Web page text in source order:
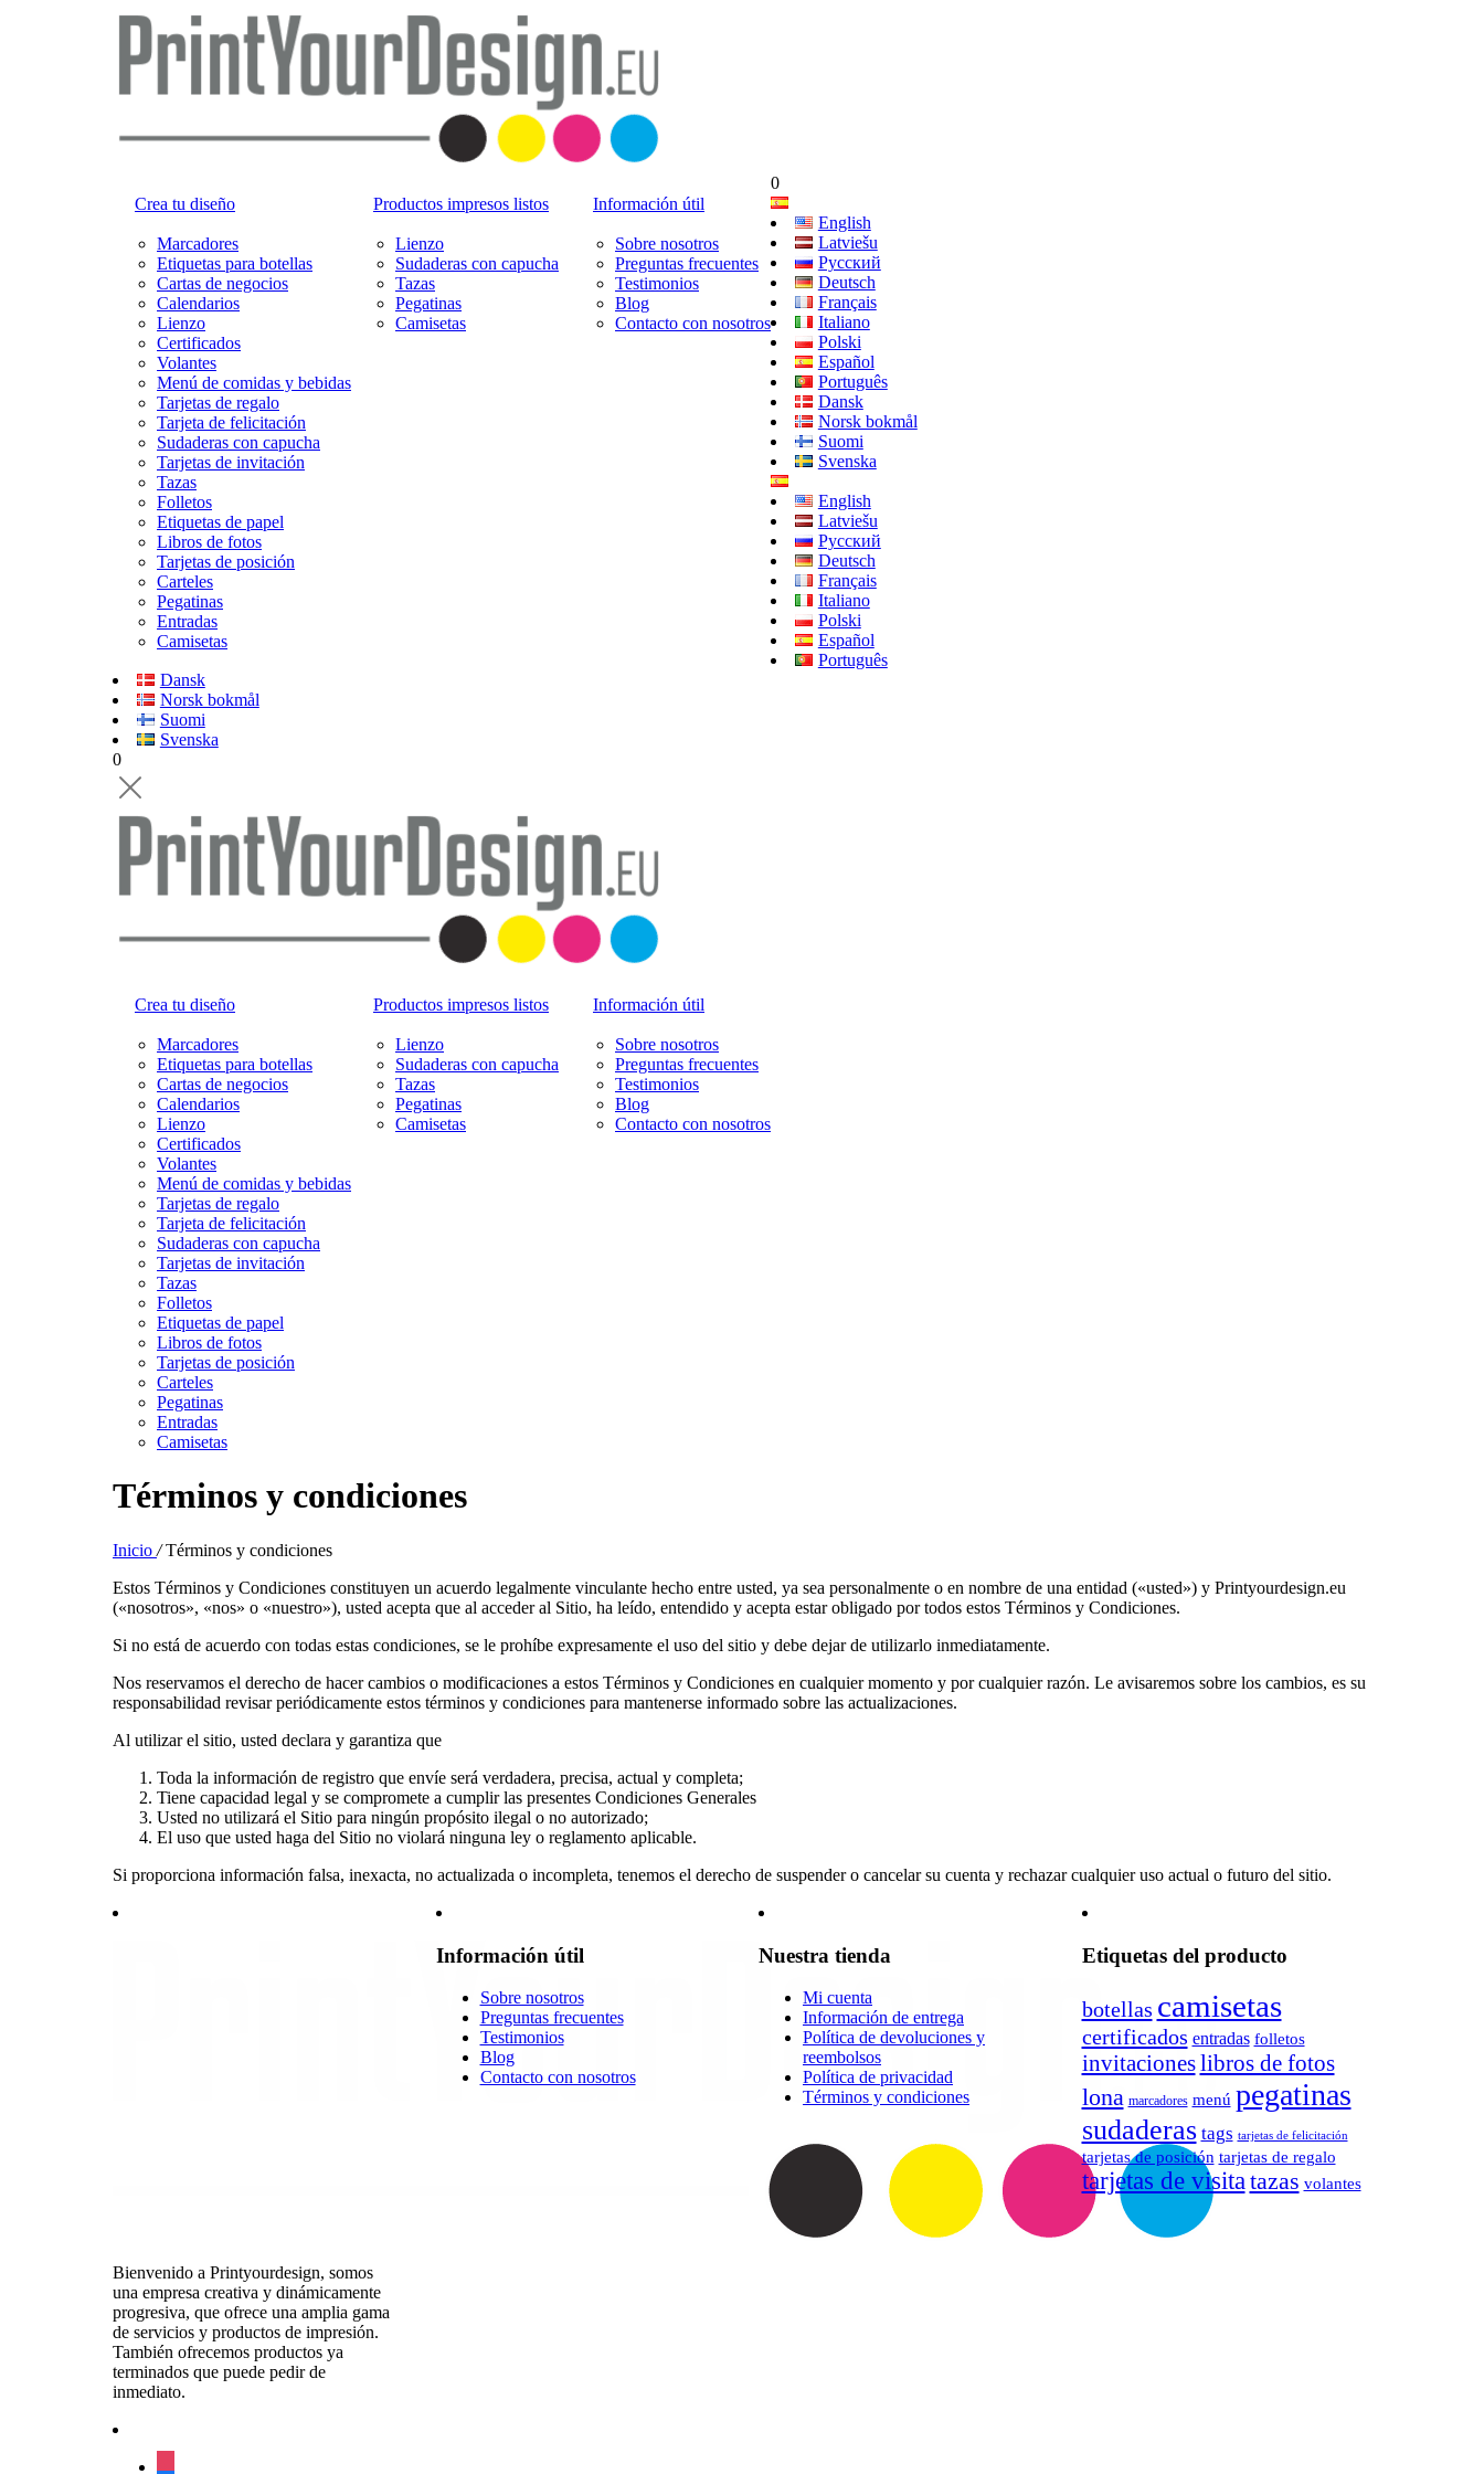
Crea tu diseño
Marcadores
Etiquetas para botellas
Cartas de negocios
Calendarios
Lienzo
Certificados
Volantes
Menú de comidas y bebidas
Tarjetas de regalo
Tarjeta de felicitación
Sudaderas con capucha
Tarjetas de invitación
Tazas
Folletos
Etiquetas de papel
Libros de fotos
Tarjetas de posición
Carteles
Pegatinas
Entradas
Camisetas
Productos impresos listos
Lienzo
Sudaderas con capucha
Tazas
Pegatinas
Camisetas
Información útil
Sobre nosotros
Preguntas frecuentes
Testimonios
Blog
Contacto con nosotros
0
English
Latviešu
Русский
Deutsch
Français
Italiano
Polski
Español
Português
Dansk
Norsk bokmål
Suomi
Svenska
English
Latviešu
Русский
Deutsch
Français
Italiano
Polski
Español
Português
Dansk
Norsk bokmål
Suomi
Svenska
0
Crea tu diseño
Marcadores
Etiquetas para botellas
Cartas de negocios
Calendarios
Lienzo
Certificados
Volantes
Menú de comidas y bebidas
Tarjetas de regalo
Tarjeta de felicitación
Sudaderas con capucha
Tarjetas de invitación
Tazas
Folletos
Etiquetas de papel
Libros de fotos
Tarjetas de posición
Carteles
Pegatinas
Entradas
Camisetas
Productos impresos listos
Lienzo
Sudaderas con capucha
Tazas
Pegatinas
Camisetas
Información útil
Sobre nosotros
Preguntas frecuentes
Testimonios
Blog
Contacto con nosotros
Términos y condiciones
Inicio /Términos y condiciones
Estos Términos y Condiciones constituyen un acuerdo legalmente vinculante hecho entre usted, ya sea personalmente o en nombre de una entidad («usted») y Printyourdesign.eu
(«nosotros», «nos» o «nuestro»), usted acepta que al acceder al Sitio, ha leído, entendido y acepta estar obligado por todos estos Términos y Condiciones.
Si no está de acuerdo con todas estas condiciones, se le prohíbe expresamente el uso del sitio y debe dejar de utilizarlo inmediatamente.
Nos reservamos el derecho de hacer cambios o modificaciones a estos Términos y Condiciones en cualquier momento y por cualquier razón. Le avisaremos sobre los cambios, es su
responsabilidad revisar periódicamente estos términos y condiciones para mantenerse informado sobre las actualizaciones.
Al utilizar el sitio, usted declara y garantiza que
Toda la información de registro que envíe será verdadera, precisa, actual y completa;
Tiene capacidad legal y se compromete a cumplir las presentes Condiciones Generales
Usted no utilizará el Sitio para ningún propósito ilegal o no autorizado;
El uso que usted haga del Sitio no violará ninguna ley o reglamento aplicable.
Si proporciona información falsa, inexacta, no actualizada o incompleta, tenemos el derecho de suspender o cancelar su cuenta y rechazar cualquier uso actual o futuro del sitio.
Bienvenido a Printyourdesign, somos
una empresa creativa y dinámicamente
progresiva, que ofrece una amplia gama
de servicios y productos de impresión.
También ofrecemos productos ya
terminados que puede pedir de
inmediato.
Información útil
Sobre nosotros
Preguntas frecuentes
Testimonios
Blog
Contacto con nosotros
Nuestra tienda
Mi cuenta
Información de entrega
Política de devoluciones y
reembolsos
Política de privacidad
Términos y condiciones
Etiquetas del producto
botellas camisetas
certificados entradas folletos
invitacioneslibros de fotos
lona marcadores menú pegatinas
sudaderas tags tarjetas de felicitación
tarjetas de posición tarjetas de regalo
tarjetas de visitatazas volantes